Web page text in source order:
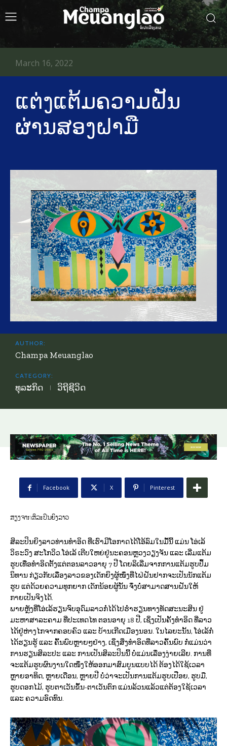
ແຕ່ງແຕ້ມຄວາມຝັນ
ຜ່ານສອງຝາມື
March 16, 2022
AUTHOR:
Champa Meuanglao
CATEGORY:
ທຸລະກິດ ວິຖີຊີວິດ
Facebook X Pinterest
ສຽງຈາກສິລະປິນຍິງລາວ
ສິລະປິນຍິງລາວທ່ານທຳອິດ ທີ່ເຮົາມີໂອກາດໄດ້ໂອ້ລົມໃນມື້ນີ້ ແມ່ນ ໂອ່ເລ້
ວິຣະວົງ ສະໂກວິວ.ໂອ່ເລ້ ເຕີບໃຫຍ່ຢູ່ນະຄອນຫຼວງວຽງຈັນ ແລະ ເລີ່ມແຕ້ມ
ຮູບເທື່ອທຳອິດຕັ້ງແຕ່ຕອນລາວອາຍຸ 7 ປີ ໂດຍລິເລີ່ມຈາກການແຕ້ມຮູບປຶ້ມ
ນິທານ ກ່ຽວກັບເລື່ອງລາວຂອງເດັກຍິງຜູ້ໜຶ່ງທີ່ໄຝ່ຝັນຢາກຈະເປັນນັກແຕ້ມ
ຮູບ ແຕ່ດ້ວຍຄວາມທຸກຍາກ ເດັກນ້ອຍຜູ້ນັ້ນ ຈຶ່ງບໍ່ສາມາດສານຝັນໃຫ້
ກາຍເປັນຈິງໄດ້.
ພາຍຫຼັງທີ່ໂອ່ເລ້ຮຽນຈົບອຸດົມລາວກໍ່ໄດ້ໄປຮ່ຳຮຽນທາງທັດສະນະສິນ ຢູ່
ມະຫາສາລະຄາມ ທີ່ປະເທດໄທ ຕອນອາຍຸ 18 ປີ, ເຊິ່ງເປັນຄັ້ງທຳອິດ ທີ່ລາວ
ໄດ້ຢູ່ຫ່າງໄກຈາກຄອບຄົວ ແລະ ບ້ານເກີດເມືອງນອນ. ໃນໄລຍະນັ້ນ, ໂອ່ເລ້ກໍ່
ໄດ້ຮຽນຮູ້ ແລະ ຄົ້ນພົບຫຼາຍໆຢ່າງ, ເຊິ່ງສິ່ງທຳອິດທີ່ລາວຄົ້ນພົບ ກໍ່ແມ່ນວ່າ
ການຮຽນສິລະປະ ແລະ ການເປັນສິລະປິນນີ້ ບໍ່ແມ່ນເລື່ອງງ່າຍເລີຍ. ການທີ່
ຈະແຕ້ມຮູບຜົນງານໃດໜຶ່ງໃຫ້ອອກມາສົມບູນແບບໄດ້ ຕ້ອງໄດ້ໃຊ້ເວລາ
ຫຼາຍອາທິດ, ຫຼາຍເດືອນ, ຫຼາຍປີ ບໍ່ວ່າຈະເປັນການແຕ້ມຮູບເປືອຍ, ຮູບມື,
ຮູບດອກໄມ້, ຮູບຕາເວັນຂຶ້ນ-ຕາເວັນຕົກ ແມ່ນລ້ວນແລ້ວແຕ່ຕ້ອງໃຊ້ເວລາ
ແລະ ຄວາມອົດທົນ.